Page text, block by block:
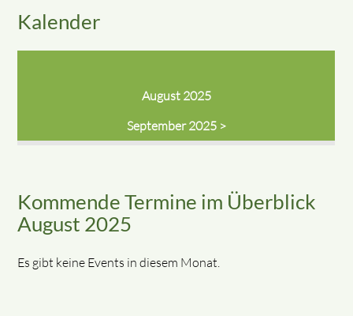
Kalender
August 2025
September 2025 >
Kommende Termine im Überblick
August 2025
Es gibt keine Events in diesem Monat.